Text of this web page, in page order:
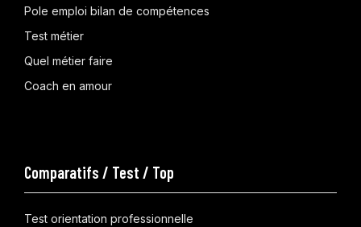
Pole emploi bilan de compétences
Test métier
Quel métier faire
Coach en amour
Comparatifs / Test / Top
Test orientation professionnelle